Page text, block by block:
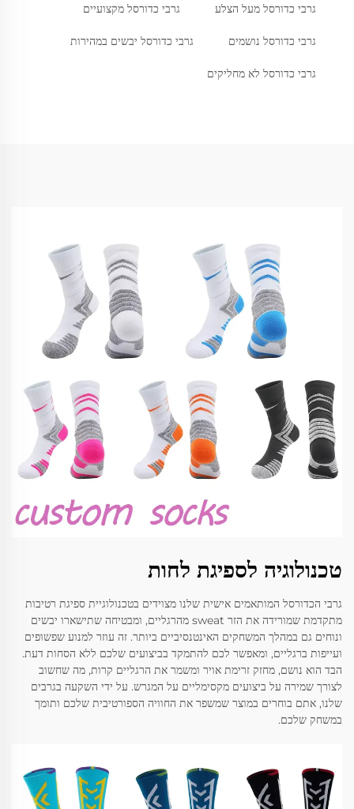
גרבי כדורסל מעל הצלע גרבי כדורסל מקצועיים
גרבי כדורסל נושמים גרבי כדורסל יבשים במהירות
גרבי כדורסל לא מחליקים
טכנולוגיה לספיגת לחות
גרבי הכדורסל המותאמים אישית שלנו מצוידים בטכנולוגיית ספיגת רטיבות
מתקדמת שמורידה את הזר sweat מהרגליים, ומבטיחה שתישארו יבשים
ונוחים גם במהלך המשחקים האינטנסיביים ביותר. זה עוזר למנוע שפשופים
ועייפות ברגליים, ומאפשר לכם להתמקד בביצועים שלכם ללא הסחות דעת.
הבד הוא נושם, מחזק זרימת אויר ומשמר את הרגליים קרות, מה שחשוב
לצורך שמירה על ביצועים מקסימליים על המגרש. על ידי השקעה בגרבים
שלנו, אתם בוחרים במוצר שמשפר את החוויה הספורטיבית שלכם ותומך
במשחק שלכם.